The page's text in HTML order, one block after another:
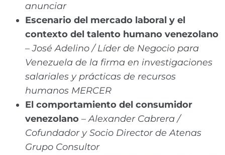
anunciar
Escenario del mercado laboral y el
contexto del talento humano venezolano
–José Adelino / Líder de Negocio para
Venezuela de la firma en investigaciones
salariales y prácticas de recursos
humanos MERCER
El comportamiento del consumidor
venezolano –Alexander Cabrera /
Cofundador y Socio Director de Atenas
Grupo Consultor